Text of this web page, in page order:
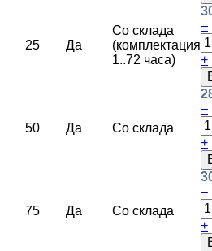
25 Да
Со склада
(комплектация
1..72 часа)
–
+
50 Да Со склада
–
+
75 Да Со склада
–
+